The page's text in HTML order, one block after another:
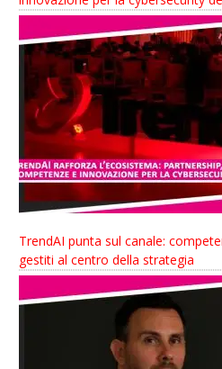
TrendAI punta sul canale:
gestiti al centro della strategia